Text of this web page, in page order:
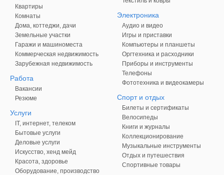
Квартиры
Комнаты
Дома, коттеджи, дачи
Земельные участки
Гаражи и машиноместа
Коммерческая недвижимость
Зарубежная недвижимость
Работа
Вакансии
Резюме
Услуги
IT, интернет, телеком
Бытовые услуги
Деловые услуги
Искусство, хенд мейд
Красота, здоровье
Оборудование, производство
Электроника
Аудио и видео
Игры и приставки
Компьютеры и планшеты
Оргтехника и расходники
Приборы и инструменты
Телефоны
Фототехника и видеокамеры
Спорт и отдых
Билеты и сертификаты
Велосипеды
Книги и журналы
Коллекционирование
Музыкальные инструменты
Отдых и путешествия
Спортивные товары